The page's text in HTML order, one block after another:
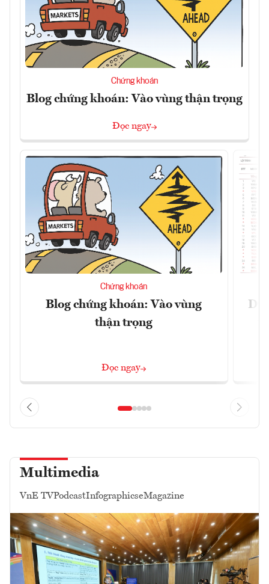
Chứng khoán
Blog chứng khoán: Vào vùng thận trọng
Đọc ngay
Chứng khoán
Blog chứng khoán: Vào vùng
thận trọng
Đọc ngay
Dự
Multimedia
VnE TVPodcastInfographicseMagazine